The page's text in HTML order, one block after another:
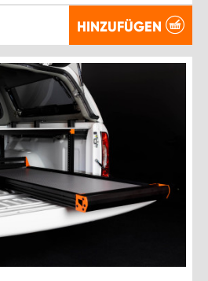
HINZUFÜGEN